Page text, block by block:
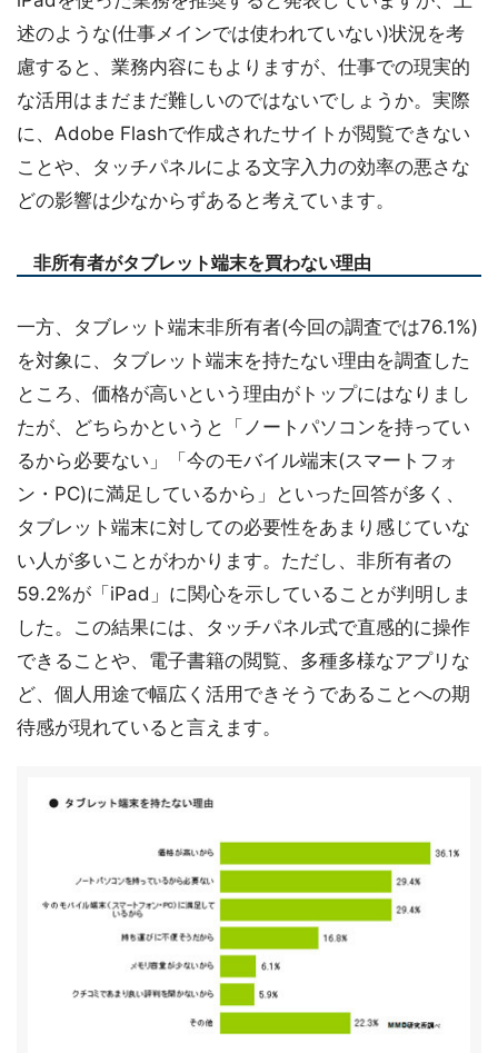
述のような(仕事メインでは使われていない)状況を考
慮すると、業務内容にもよりますが、仕事での現実的
な活用はまだまだ難しいのではないでしょうか。実際
に、Adobe Flashで作成されたサイトが閲覧できない
ことや、タッチパネルによる文字入力の効率の悪さな
どの影響は少なからずあると考えています。
非所有者がタブレット端末を買わない理由
一方、タブレット端末非所有者(今回の調査では76.1%)
を対象に、タブレット端末を持たない理由を調査した
ところ、価格が高いという理由がトップにはなりまし
たが、どちらかというと「ノートパソコンを持ってい
るから必要ない」「今のモバイル端末(スマートフォ
ン・PC)に満足しているから」といった回答が多く、
タブレット端末に対しての必要性をあまり感じていな
い人が多いことがわかります。ただし、非所有者の
59.2%が「iPad」に関心を示していることが判明しま
した。この結果には、タッチパネル式で直感的に操作
できることや、電子書籍の閲覧、多種多様なアプリな
ど、個人用途で幅広く活用できそうであることへの期
待感が現れていると言えます。